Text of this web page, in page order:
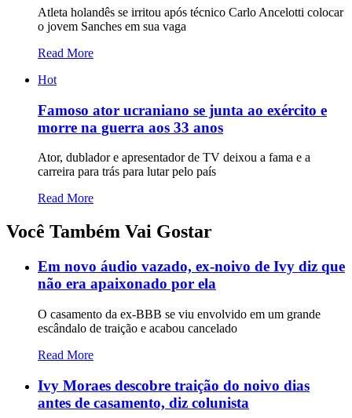
Atleta holandês se irritou após técnico Carlo Ancelotti colocar
o jovem Sanches em sua vaga
Read More
Hot
Famoso ator ucraniano se junta ao exército e
morre na guerra aos 33 anos
Ator, dublador e apresentador de TV deixou a fama e a
carreira para trás para lutar pelo país
Read More
Você Também Vai Gostar
Em novo áudio vazado, ex-noivo de Ivy diz que
não era apaixonado por ela
O casamento da ex-BBB se viu envolvido em um grande
escândalo de traição e acabou cancelado
Read More
Ivy Moraes descobre traição do noivo dias
antes de casamento, diz colunista